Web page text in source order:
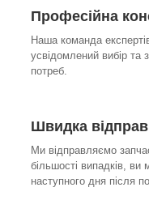
Професійна
Наша команда
усвідомлений вибір
потреб.
Швидка
Ми відправляємо
більшості випадків,
наступного дня після